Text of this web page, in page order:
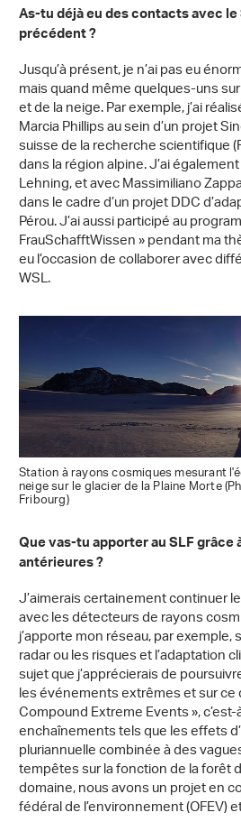
As-tu déjà eu des contacts avec
précédent ?
Jusqu’à présent, je n’ai pas eu
mais quand même quelques-uns
et de la neige. Par exemple, j’ai
Marcia Phillips au sein d’un projet
suisse de la recherche scientifique
dans la région alpine. J’ai
Lehning, et avec Massimiliano
dans le cadre d’un projet DDC
Pérou. J’ai aussi participé au
FrauSchafftWissen » pendant ma
eu l’occasion de collaborer avec
WSL.
Station à rayons cosmiques mesurant
neige sur le glacier de la Plaine Morte
Fribourg)
Que vas-tu apporter au SLF
antérieures ?
J’aimerais certainement continuer
avec les détecteurs de rayons
j’apporte mon réseau, par
radar ou les risques et l’adaptation
sujet que j’apprécierais de
les événements extrêmes et sur ce
Compound Extreme Events »,
enchaînements tels que les effets
pluriannuelle combinée à des
tempêtes sur la fonction de la forêt
domaine, nous avons un projet en
fédéral de l’environnement (OFEV)